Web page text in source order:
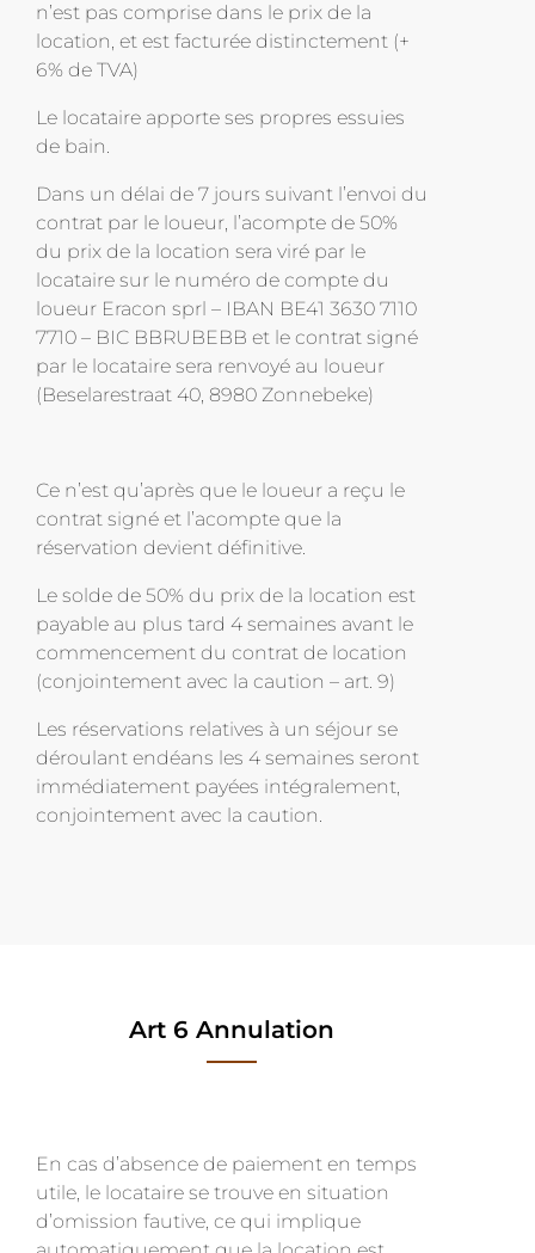
n’est pas comprise dans le prix de la
location, et est facturée distinctement (+
6% de TVA)
Le locataire apporte ses propres essuies
de bain.
Dans un délai de 7 jours suivant l’envoi du
contrat par le loueur, l’acompte de 50%
du prix de la location sera viré par le
locataire sur le numéro de compte du
loueur Eracon sprl – IBAN BE41 3630 7110
7710 – BIC BBRUBEBB et le contrat signé
par le locataire sera renvoyé au loueur
(Beselarestraat 40, 8980 Zonnebeke)
Ce n’est qu’après que le loueur a reçu le
contrat signé et l’acompte que la
réservation devient définitive.
Le solde de 50% du prix de la location est
payable au plus tard 4 semaines avant le
commencement du contrat de location
(conjointement avec la caution – art. 9)
Les réservations relatives à un séjour se
déroulant endéans les 4 semaines seront
immédiatement payées intégralement,
conjointement avec la caution.
Art 6 Annulation
En cas d’absence de paiement en temps
utile, le locataire se trouve en situation
d’omission fautive, ce qui implique